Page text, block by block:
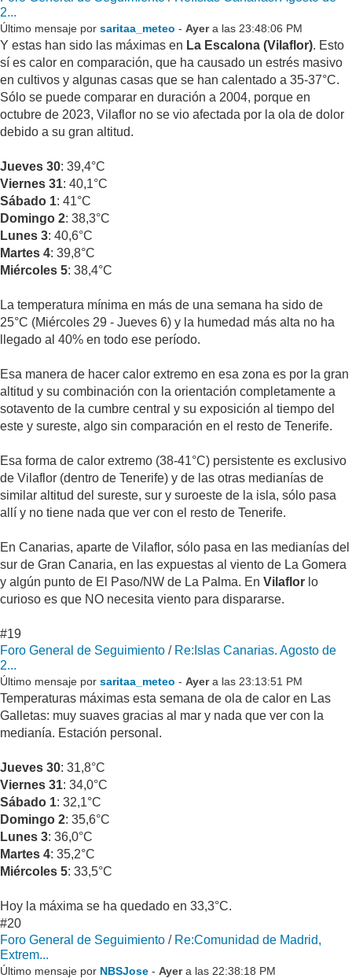
2...
Último mensaje por saritaa_meteo - Ayera las 23:48:06 PM
Y estas han sido las máximas en La Escalona (Vilaflor). Esto
sí es calor en comparación, que ha causado un estrés masivo
en cultivos y algunas casas que se han calentado a 35-37°C.
Sólo se puede comparar en duración a 2004, porque en
octubre de 2023, Vilaflor no se vio afectada por la ola de dolor
debido a su gran altitud.
Jueves 30: 39,4°C
Viernes 31: 40,1°C
Sábado 1: 41°C
Domingo 2: 38,3°C
Lunes 3: 40,6°C
Martes 4: 39,8°C
Miércoles 5: 38,4°C
La temperatura mínima en más de una semana ha sido de
25°C (Miércoles 29 - Jueves 6) y la humedad más alta no ha
llegado al 40% en todo ese período.
Esa manera de hacer calor extremo en esa zona es por la gran
altitud y su combinación con la orientación completamente a
sotavento de la cumbre central y su exposición al tiempo del
este y sureste, algo sin comparación en el resto de Tenerife.
Esa forma de calor extremo (38-41°C) persistente es exclusivo
de Vilaflor (dentro de Tenerife) y de las otras medianías de
similar altitud del sureste, sur y suroeste de la isla, sólo pasa
allí y no tiene nada que ver con el resto de Tenerife.
En Canarias, aparte de Vilaflor, sólo pasa en las medianías del
sur de Gran Canaria, en las expuestas al viento de La Gomera
y algún punto de El Paso/NW de La Palma. En Vilaflor lo
curioso es que NO necesita viento para dispararse.
#19
Foro General de Seguimiento / Re:Islas Canarias. Agosto de
2...
Último mensaje por saritaa_meteo - Ayera las 23:13:51 PM
Temperaturas máximas esta semana de ola de calor en Las
Galletas: muy suaves gracias al mar y nada que ver con la
medianía. Estación personal.
Jueves 30: 31,8°C
Viernes 31: 34,0°C
Sábado 1: 32,1°C
Domingo 2: 35,6°C
Lunes 3: 36,0°C
Martes 4: 35,2°C
Miércoles 5: 33,5°C
Hoy la máxima se ha quedado en 33,3°C.
#20
Foro General de Seguimiento / Re:Comunidad de Madrid,
Extrem...
Último mensaje por NBSJose - Ayera las 22:38:18 PM